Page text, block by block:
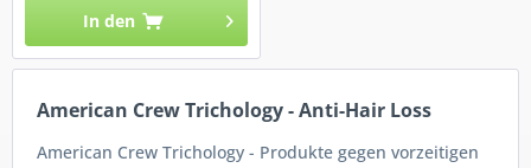
In den
American Crew Trichology - Anti-Hair Loss
American Crew Trichology - Produkte gegen vorzeitigen